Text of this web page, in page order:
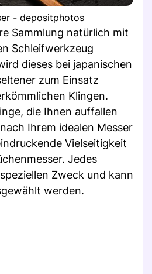
- depositphotos
Sammlung natürlich mit
Schleifwerkzeug
dieses bei japanischen
zum Einsatz
Klingen.
die Ihnen auffallen
Ihrem idealen Messer
Vielseitigkeit
Jedes
Zweck und kann
werden.